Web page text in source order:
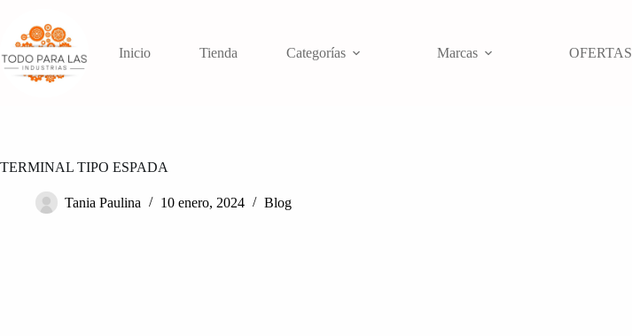
contenido
Inicio
Tienda Categorías Marcas OFERTAS
TERMINAL TIPO ESPADA
Tania Paulina 10 enero, 2024 Blog